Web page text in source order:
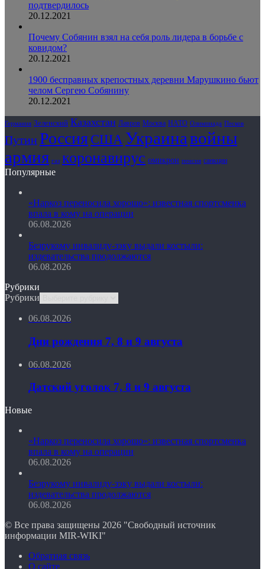
подтвердилось
20.12.2021
Почему Собянин взял на себя роль лидера в борьбе с
ковидом?
20.12.2021
1900 бесправных крепостных деревни Марушкино бьют
челом Сергею Собянину
20.12.2021
Германия Зеленский Казахстан Лавров Москва НАТО Олимпиада Песков
Путин РоссияСШАУкраинавойны
армия газ коронавирус омикрон пенсия санкции
Популярные
«Наркоз переносила хорошо»: известная спортсменка
впала в кому на операции
06.08.2026
Безрукому инвалиду-зэку выдали костыли:
издевательства продолжаются
06.08.2026
Рубрики
Рубрики
06.08.2026
Дни рождения 7, 8 и 9 августа
06.08.2026
Датский уголок 7, 8 и 9 августа
Новые
«Наркоз переносила хорошо»: известная спортсменка
впала в кому на операции
06.08.2026
Безрукому инвалиду-зэку выдали костыли:
издевательства продолжаются
06.08.2026
© Все права защищены 2026 "Свободный источник
информации MIR-WIKI"
Обратная связь
О сайте